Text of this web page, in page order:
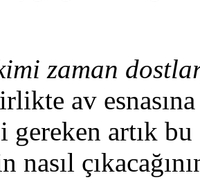
zaman
av
artık bu
nasıl